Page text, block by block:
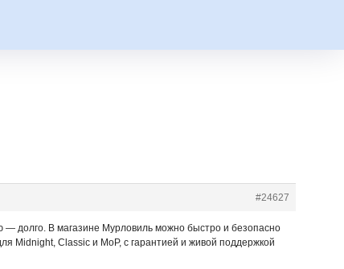
#24627
— долго. В магазине Мурловиль можно быстро и безопасно
Midnight, Classic и MoP, с гарантией и живой поддержкой